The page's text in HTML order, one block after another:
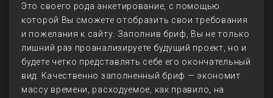
Это своего рода анкетирование, с помощью
которой Вы сможете отобразить свои требования
и пожелания к сайту. Заполнив бриф, Вы не только
лишний раз проанализируете будущий проект, но и
будете четко представлять себе его окончательный
вид. Качественно заполненный бриф — экономит
массу времени, расходуемое, как правило, на